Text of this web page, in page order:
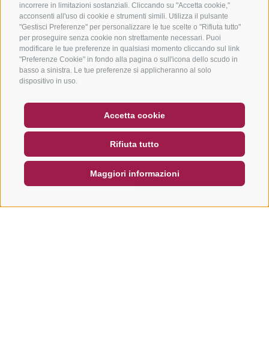
incorrere in limitazioni sostanziali. Cliccando su "Accetta cookie,"
acconsenti all'uso di cookie e strumenti simili. Utilizza il pulsante
"Gestisci Preferenze" per personalizzare le tue scelte o "Rifiuta tutto"
per proseguire senza cookie non strettamente necessari. Puoi
modificare le tue preferenze in qualsiasi momento cliccando sul link
"Preferenze Cookie" in fondo alla pagina o sull'icona dello scudo in
basso a sinistra. Le tue preferenze si applicheranno al solo
dispositivo in uso.
Accetta cookie
Rifiuta tutto
Maggiori informazioni
NEWSLETTER
SOCIAL WALL METEO